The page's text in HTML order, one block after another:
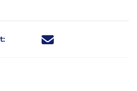
Deel dit nieuwsbericht via X -
Deel dit nieuwsbericht via
Deel dit nieuwsbericht
Deel dit